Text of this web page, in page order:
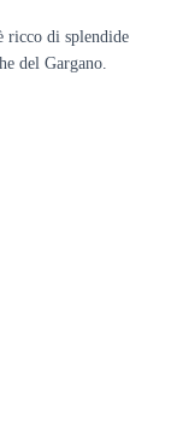
ricco di splendide
del Gargano.